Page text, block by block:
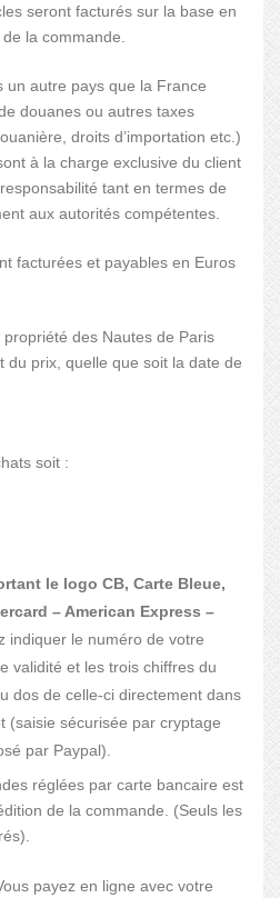
seront facturés sur la base en
la commande.
un autre pays que la France
douanes ou autres taxes
droits d’importation etc.)
à la charge exclusive du client
tant en termes de
aux autorités compétentes.
facturées et payables en Euros
des Nautes de Paris
du prix, quelle que soit la date de
soit :
le logo CB, Carte Bleue,
– American Express –
indiquer le numéro de votre
validité et les trois chiffres du
dos de celle-ci directement dans
(saisie sécurisée par cryptage
par Paypal).
réglées par carte bancaire est
de la commande. (Seuls les
Vous payez en ligne avec votre